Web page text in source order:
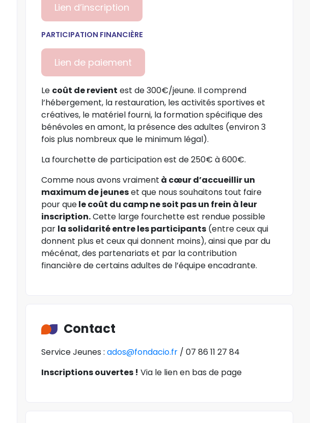
Lien d’inscription
PARTICIPATION FINANCIÈRE
Lien de paiement
Le coût de revient est de 300€/jeune. Il comprend
l’hébergement, la restauration, les activités sportives et
créatives, le matériel fourni, la formation spécifique des
bénévoles en amont, la présence des adultes (environ 3
fois plus nombreux que le minimum légal).
La fourchette de participation est de 250€ à 600€.
Comme nous avons vraiment à cœur d’accueillir un
maximum de jeuneset que nous souhaitons tout faire
pour quele coût du camp ne soit pas un frein à leur
inscription.Cette large fourchette est rendue possible
par la solidarité entre les participants (entre ceux qui
donnent plus et ceux qui donnent moins), ainsi que par du
mécénat, des partenariats et par la contribution
financière de certains adultes de l’équipe encadrante.
Contact
Service Jeunes :ados@fondacio.fr / 07 86 11 27 84
Inscriptions ouvertes ! Via le lien en bas de page